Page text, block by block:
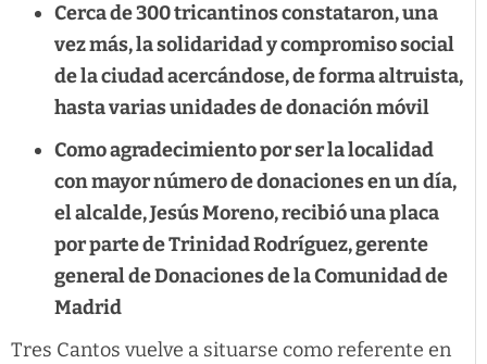
Cerca de 300 tricantinos constataron, una
vez más, la solidaridad y compromiso social
de la ciudad acercándose, de forma altruista,
hasta varias unidades de donación móvil
Como agradecimiento por ser la localidad
con mayor número de donaciones en un día,
el alcalde, Jesús Moreno, recibió una placa
por parte de Trinidad Rodríguez, gerente
general de Donaciones de la Comunidad de
Madrid
Tres Cantos vuelve a situarse como referente en